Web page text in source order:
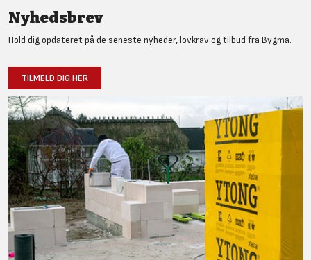
Nyhedsbrev
Hold dig opdateret på de seneste nyheder, lovkrav og tilbud fra Bygma.
TILMELD DIG HER